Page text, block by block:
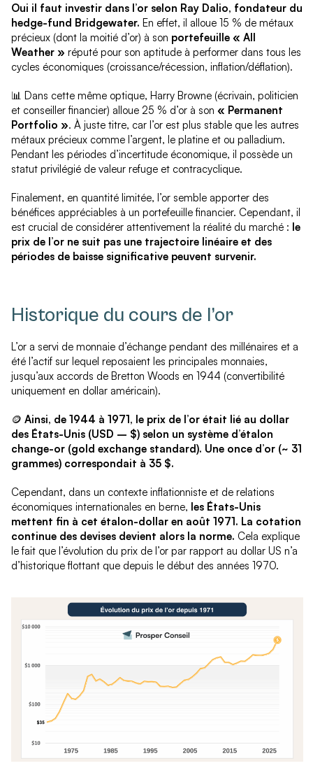
Oui il faut investir dans l’or selon Ray Dalio, fondateur du
hedge-fund Bridgewater. En effet, il alloue 15 % de métaux
précieux (dont la moitié d’or) à son portefeuille « All
Weather » réputé pour son aptitude à performer dans tous les
cycles économiques (croissance/récession, inflation/déflation).
📊 Dans cette même optique, Harry Browne (écrivain, politicien
et conseiller financier) alloue 25 % d’or à son « Permanent
Portfolio ». À juste titre, car l’or est plus stable que les autres
métaux précieux comme l’argent, le platine et ou palladium.
Pendant les périodes d’incertitude économique, il possède un
statut privilégié de valeur refuge et contracyclique.
Finalement, en quantité limitée, l’or semble apporter des
bénéfices appréciables à un portefeuille financier. Cependant, il
est crucial de considérer attentivement la réalité du marché : le
prix de l’or ne suit pas une trajectoire linéaire et des
périodes de baisse significative peuvent survenir.
Historique du cours de l’or
L’or a servi de monnaie d’échange pendant des millénaires et a
été l’actif sur lequel reposaient les principales monnaies,
jusqu’aux accords de Bretton Woods en 1944 (convertibilité
uniquement en dollar américain).
🪙 Ainsi, de 1944 à 1971, le prix de l’or était lié au dollar
des États-Unis (USD – $) selon un système d’étalon
change-or (gold exchange standard). Une once d’or (~ 31
grammes) correspondait à 35 $.
Cependant, dans un contexte inflationniste et de relations
économiques internationales en berne, les États-Unis
mettent fin à cet étalon-dollar en août 1971. La cotation
continue des devises devient alors la norme. Cela explique
le fait que l’évolution du prix de l’or par rapport au dollar US n’a
d’historique flottant que depuis le début des années 1970.